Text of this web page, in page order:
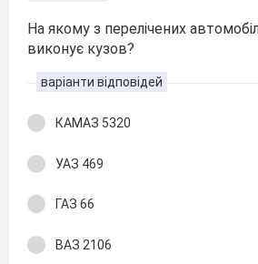
На якому з перелічених
виконує кузов?
варіанти відповідей
КАМАЗ 5320
УАЗ 469
ГАЗ 66
ВАЗ 2106